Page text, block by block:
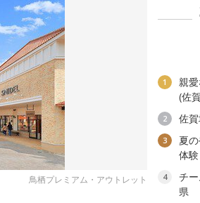
鳥栖プレミアム・アウトレット
1
親
(佐
2 佐
3
夏
体
4
チ
県